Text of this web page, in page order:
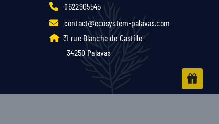
0622905545
contact@ecosystem-palavas.com
31 rue Blanche de Castille
34250 Palavas